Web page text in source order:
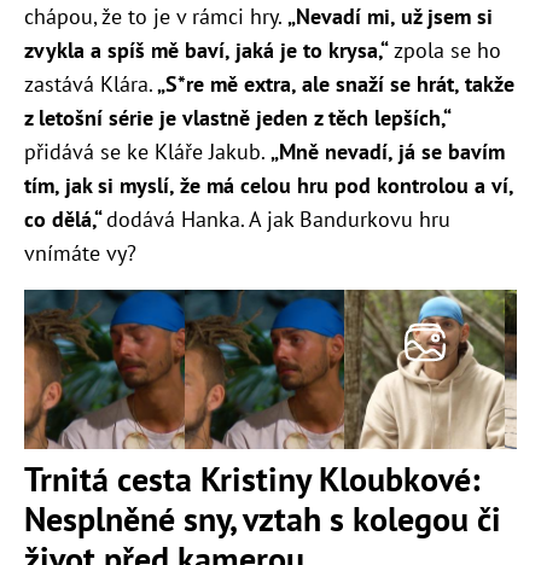
chápou, že to je v rámci hry. „Nevadí mi, už jsem si
zvykla a spíš mě baví, jaká je to krysa,“zpola se ho
zastává Klára.„S*re mě extra, ale snaží se hrát, takže
z letošní série je vlastně jeden z těch lepších,“
přidává se ke Kláře Jakub. „Mně nevadí, já se bavím
tím, jak si myslí, že má celou hru pod kontrolou a ví,
co dělá,“dodává Hanka. A jak Bandurkovu hru
vnímáte vy?
Trnitá cesta Kristiny Kloubkové:
Nesplněné sny, vztah s kolegou či